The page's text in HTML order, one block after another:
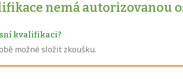
nemá autorizovanou
kvalifikaci?
možné složit zkoušku.